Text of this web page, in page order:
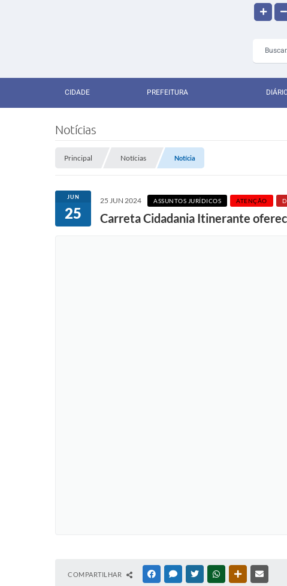
CIDADE PREFEITURA
Notícias
Principal Notícias Notícia
JUN
25
25 JUN 2024 ASSUNTOS JURÍDICOS ATENÇÃO
Carreta Cidadania Itinerante
COMPARTILHAR FACEBOOKMESSENGER
TWITTERWHATSAPPOUTRAS